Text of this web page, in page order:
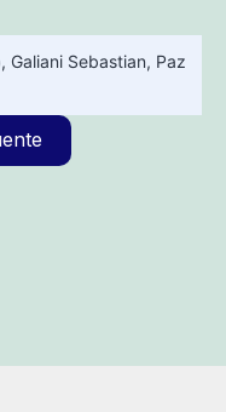
, Galiani Sebastian, Paz